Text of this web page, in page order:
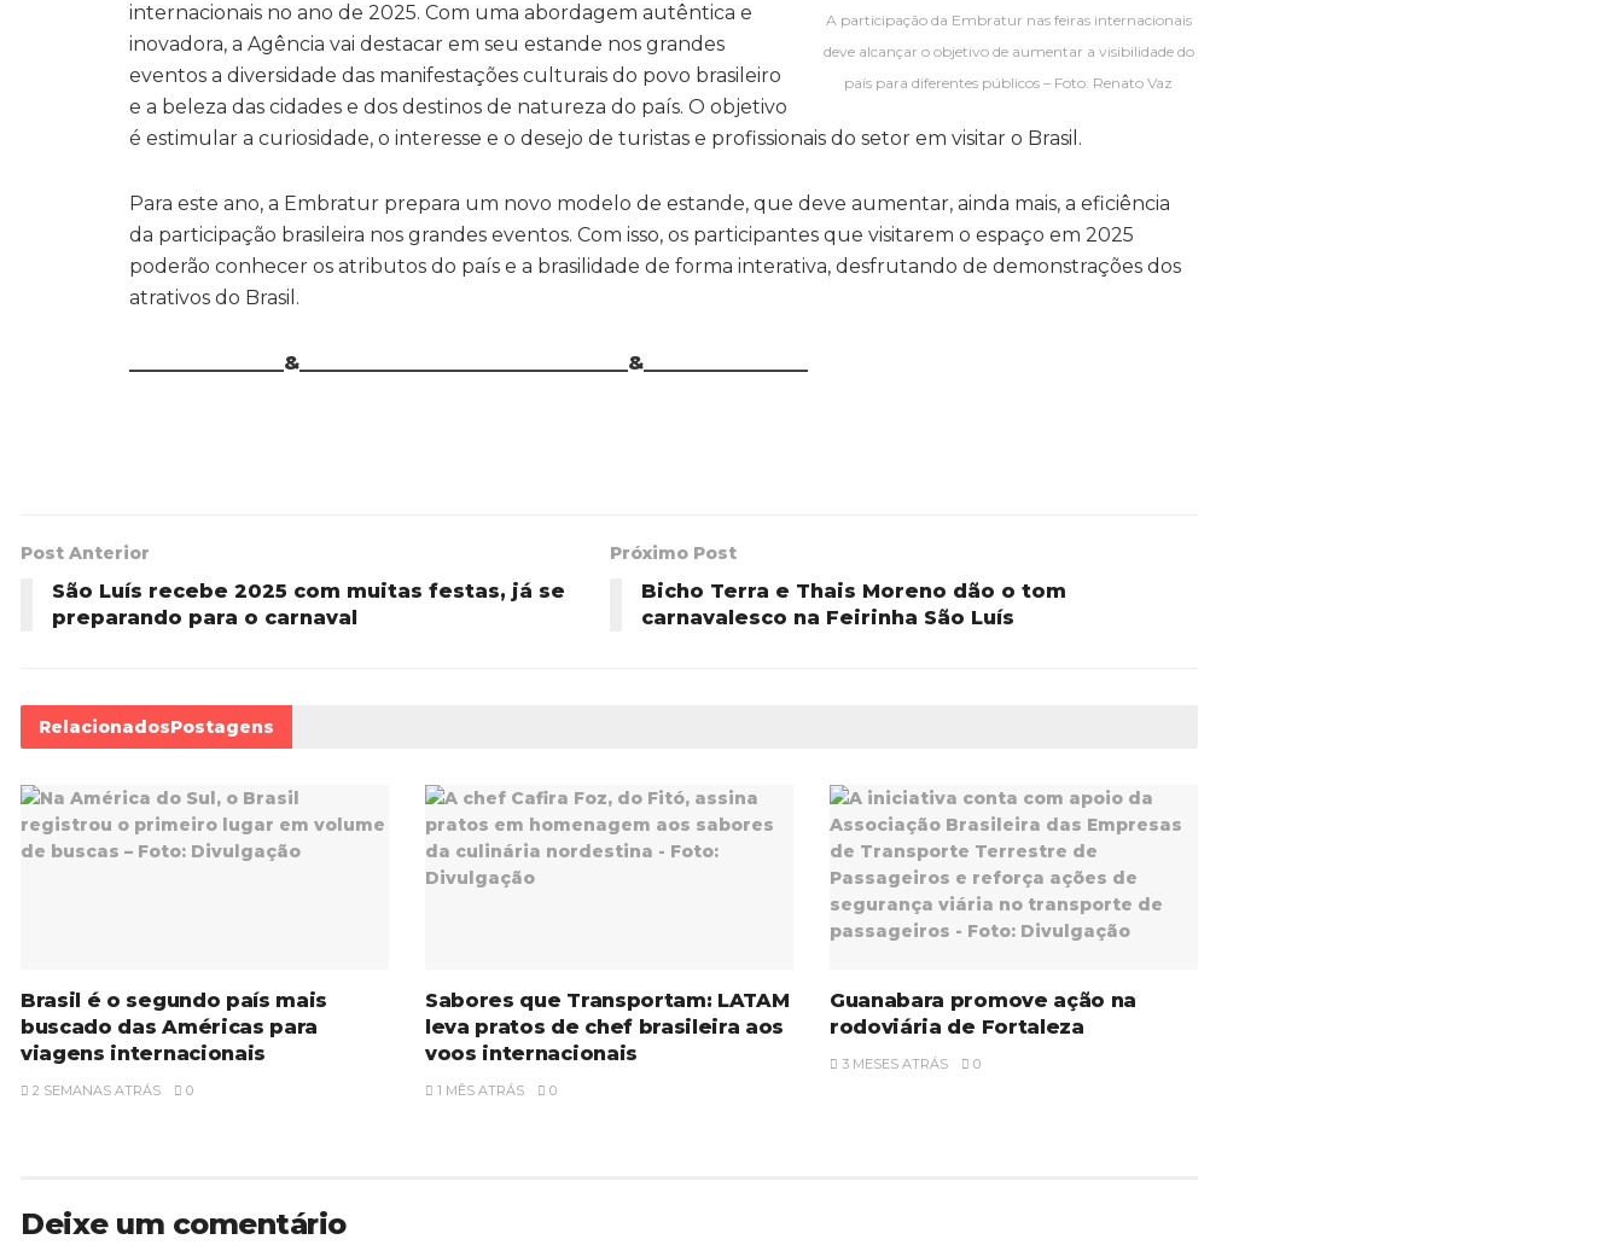
A participação da Embratur nas feiras internacionais
deve alcançar o objetivo de aumentar a visibilidade do
país para diferentes públicos – Foto: Renato Vaz
internacionais no ano de 2025. Com uma abordagem autêntica e
inovadora, a Agência vai destacar em seu estande nos grandes
eventos a diversidade das manifestações culturais do povo brasileiro
e a beleza das cidades e dos destinos de natureza do país. O objetivo
é estimular a curiosidade, o interesse e o desejo de turistas e profissionais do setor em visitar o Brasil.
Para este ano, a Embratur prepara um novo modelo de estande, que deve aumentar, ainda mais, a eficiência
da participação brasileira nos grandes eventos. Com isso, os participantes que visitarem o espaço em 2025
poderão conhecer os atributos do país e a brasilidade de forma interativa, desfrutando de demonstrações dos
atrativos do Brasil.
________________&__________________________________&_________________
Post Anterior
São Luís recebe 2025 com muitas festas, já se
preparando para o carnaval
Próximo Post
Bicho Terra e Thais Moreno dão o tom
carnavalesco na Feirinha São Luís
RelacionadosPostagens
Brasil é o segundo país mais
buscado das Américas para
viagens internacionais
2 SEMANAS ATRÁS 0
Sabores que Transportam: LATAM
leva pratos de chef brasileira aos
voos internacionais
1 MÊS ATRÁS 0
Guanabara promove ação na
rodoviária de Fortaleza
3 MESES ATRÁS 0
Deixe um comentário